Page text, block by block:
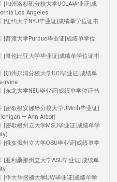
加州洛杉矶分校大学UCLA毕业证|成
Los Angeles
纽约大学NYU毕业证|成绩单学位证书
|普渡大学Purdue毕业证|成绩单学位
|哥伦比亚大学毕业证|成绩单学位证书
|加州尔湾分校大学UCI毕业证|成绩单
Irvine
东北大学NEU毕业证|成绩单学位证书
密歇根安娜堡分校大学UMich毕业证|
— Ann Arbor)
|密歇根州立大学MSU毕业证|成绩单学
俄亥俄州立大学OSU毕业证|成绩单学
|亚利桑那州立大学ASU毕业证|成绩单
|华大华盛顿大学UW毕业证|成绩单学